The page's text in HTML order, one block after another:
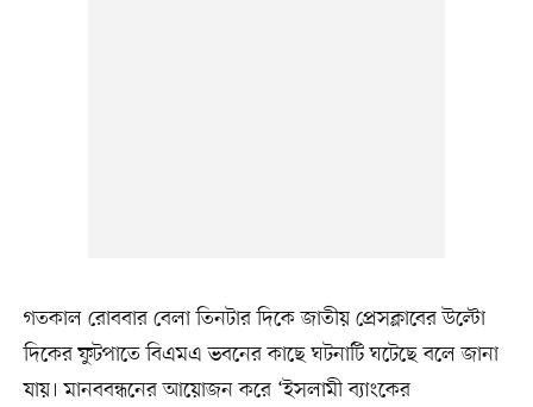
গতকাল রোববার বেলা তিনটার দিকে জাতীয় প্রেসক্লাবের উল্টো
দিকের ফুটপাতে বিএমএ ভবনের কাছে ঘটনাটি ঘটেছে বলে জানা
যায়। মানববন্ধনের আয়োজন করে ‘ইসলামী ব্যাংকের